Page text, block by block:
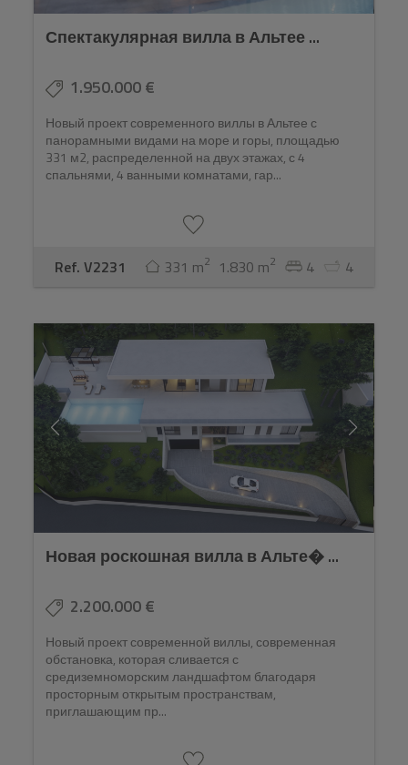
Спектакулярная вилла в Альтее ...
1.950.000 €
Новый проект современного виллы в Альтее с
панорамными видами на море и горы, площадью
331 м2, распределенной на двух этажах, с 4
спальнями, 4 ванными комнатами, гар...
Ref. V2231 331 m2 1.830 m2 4 4
Новая роскошная вилла в Альте� ...
2.200.000 €
Новый проект современной виллы, современная
обстановка, которая сливается с
средиземноморским ландшафтом благодаря
просторным открытым пространствам,
приглашающим пр...